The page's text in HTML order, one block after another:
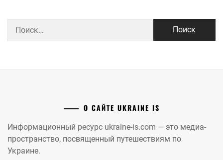
О САЙТЕ UKRAINE IS
Информационный ресурс ukraine-is.com — это медиа-
пространство, посвященный путешествиям по
Украине.